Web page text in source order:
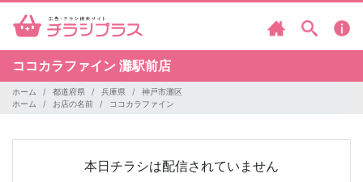
ココカラファイン 灘駅前店
ホーム 都道府県 兵庫県
神戸市灘区
ホーム
お店の名前 ココカラファイン
本日チラシは配信されていません